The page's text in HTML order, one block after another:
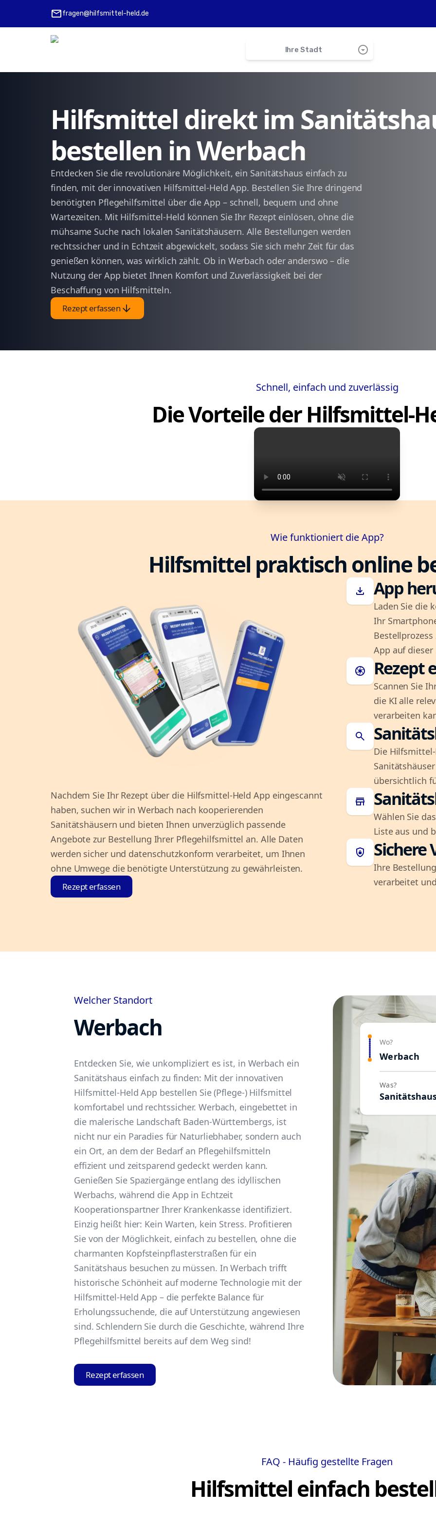
mailfragen@hilfsmittel-held.de
Ihre Stadt arrow_drop_down_circle
Tauberbischofsheim
Königheim
Großrinderfeld
Helmstadt
arrow_back 1 arrow_forward
Hilfsmittel direkt im
bestellen in Werbach
Entdecken Sie die revolutionäre Möglichkeit, ein Sanitätshaus einfach zu
finden, mit der innovativen Hilfsmittel-Held App. Bestellen Sie Ihre dringend
benötigten Pflegehilfsmittel über die App – schnell, bequem und ohne
Wartezeiten. Mit Hilfsmittel-Held können Sie Ihr Rezept einlösen, ohne die
mühsame Suche nach lokalen Sanitätshäusern. Alle Bestellungen werden
rechtssicher und in Echtzeit abgewickelt, sodass Sie sich mehr Zeit für das
genießen können, was wirklich zählt. Ob in Werbach oder anderswo – die
Nutzung der App bietet Ihnen Komfort und Zuverlässigkeit bei der
Beschaffung von Hilfsmitteln.
Rezept erfassenarrow_downward
Schnell, einfach und zuverlässig
Die Vorteile der Hilfsmittel-
Wie funktioniert die App?
Hilfsmittel praktisch online
Nachdem Sie Ihr Rezept über die Hilfsmittel-Held App eingescannt
haben, suchen wir in Werbach nach kooperierenden
Sanitätshäusern und bieten Ihnen unverzüglich passende
Angebote zur Bestellung Ihrer Pflegehilfsmittel an. Alle Daten
werden sicher und datenschutzkonform verarbeitet, um Ihnen
ohne Umwege die benötigte Unterstützung zu gewährleisten.
Rezept erfassen
download App
Laden Sie die
Ihr
App auf dieser
camera Rezept
Scannen Sie
die KI alle
verarbeiten
search
Die
übersichtlich
store
Wählen Sie
Liste aus und
shield_lock Sichere
Ihre
verarbeitet
Welcher Standort
Werbach
Entdecken Sie, wie unkompliziert es ist, in Werbach ein
Sanitätshaus einfach zu finden: Mit der innovativen
Hilfsmittel-Held App bestellen Sie (Pflege-) Hilfsmittel
komfortabel und rechtssicher. Werbach, eingebettet in
die malerische Landschaft Baden-Württembergs, ist
nicht nur ein Paradies für Naturliebhaber, sondern auch
ein Ort, an dem der Bedarf an Pflegehilfsmitteln
effizient und zeitsparend gedeckt werden kann.
Genießen Sie Spaziergänge entlang des idyllischen
Werbachs, während die App in Echtzeit
Kooperationspartner Ihrer Krankenkasse identifiziert.
Einzig heißt hier: Kein Warten, kein Stress. Profitieren
Sie von der Möglichkeit, einfach zu bestellen, ohne die
charmanten Kopfsteinpflasterstraßen für ein
Sanitätshaus besuchen zu müssen. In Werbach trifft
historische Schönheit auf moderne Technologie mit der
Hilfsmittel-Held App – die perfekte Balance für
Erholungssuchende, die auf Unterstützung angewiesen
sind. Schlendern Sie durch die Geschichte, während Ihre
Pflegehilfsmittel bereits auf dem Weg sind!
Rezept erfassen
Wo?
Werbach
Was?
FAQ - Häufig gestellte Fragen
Hilfsmittel einfach